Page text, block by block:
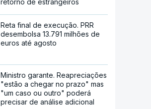
retorno de estrangeiros
Reta final de execução. PRR
desembolsa 13.791 milhões de
euros até agosto
Ministro garante. Reapreciações
"estão a chegar no prazo" mas
"um caso ou outro" poderá
precisar de análise adicional